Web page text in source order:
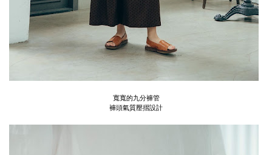
寬寬的九分褲管
褲頭氣質壓摺設計